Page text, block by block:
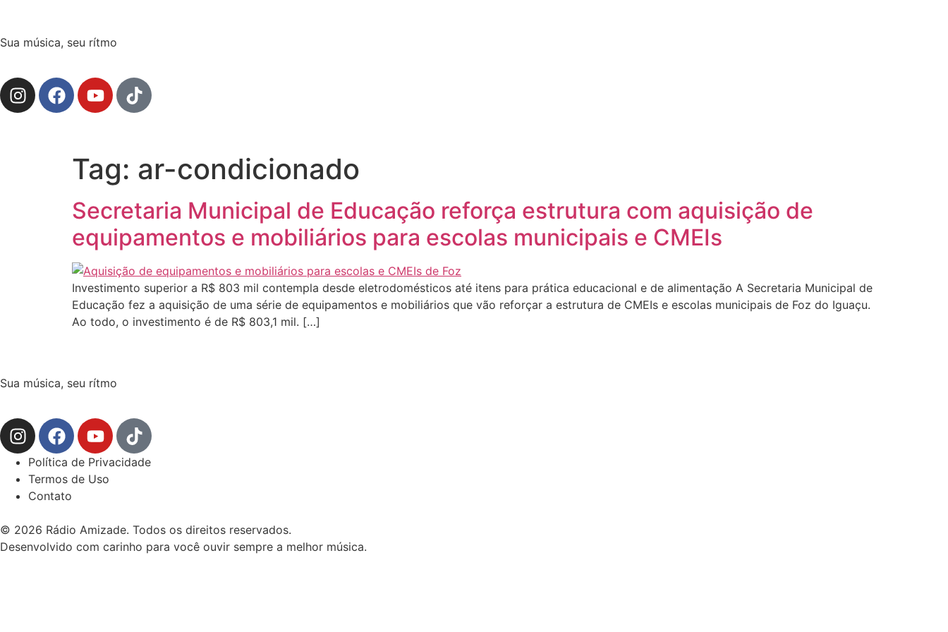
Sua música, seu rítmo
Tag: ar-condicionado
Secretaria Municipal de Educação reforça estrutura com aquisição de
equipamentos e mobiliários para escolas municipais e CMEIs
Investimento superior a R$ 803 mil contempla desde eletrodomésticos até itens para prática educacional e de alimentação A Secretaria Municipal de
Educação fez a aquisição de uma série de equipamentos e mobiliários que vão reforçar a estrutura de CMEIs e escolas municipais de Foz do Iguaçu.
Ao todo, o investimento é de R$ 803,1 mil. […]
Sua música, seu rítmo
Política de Privacidade
Termos de Uso
Contato
© 2026 Rádio Amizade. Todos os direitos reservados.
Desenvolvido com carinho para você ouvir sempre a melhor música.